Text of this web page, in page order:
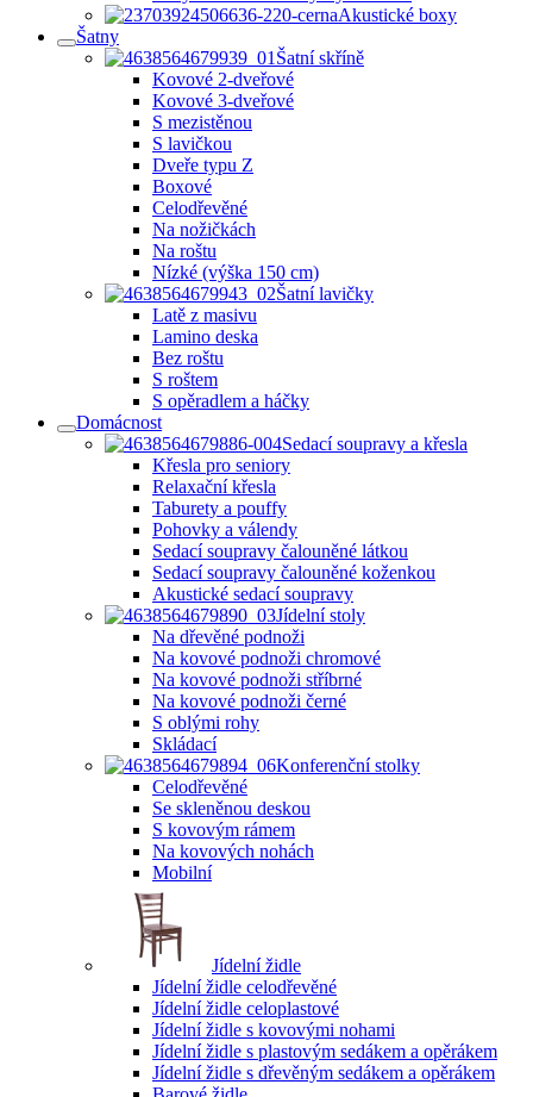
Akustické boxy
Šatny
Šatní skříně
Kovové 2-dveřové
Kovové 3-dveřové
S mezistěnou
S lavičkou
Dveře typu Z
Boxové
Celodřevěné
Na nožičkách
Na roštu
Nízké (výška 150 cm)
Šatní lavičky
Latě z masivu
Lamino deska
Bez roštu
S roštem
S opěradlem a háčky
Domácnost
Sedací soupravy a křesla
Křesla pro seniory
Relaxační křesla
Taburety a pouffy
Pohovky a válendy
Sedací soupravy čalouněné látkou
Sedací soupravy čalouněné koženkou
Akustické sedací soupravy
Jídelní stoly
Na dřevěné podnoži
Na kovové podnoži chromové
Na kovové podnoži stříbrné
Na kovové podnoži černé
S oblými rohy
Skládací
Konferenční stolky
Celodřevěné
Se skleněnou deskou
S kovovým rámem
Na kovových nohách
Mobilní
Jídelní židle
Jídelní židle celodřevěné
Jídelní židle celoplastové
Jídelní židle s kovovými nohami
Jídelní židle s plastovým sedákem a opěrákem
Jídelní židle s dřevěným sedákem a opěrákem